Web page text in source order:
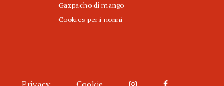
Gazpacho di mango
Cookies per i nonni